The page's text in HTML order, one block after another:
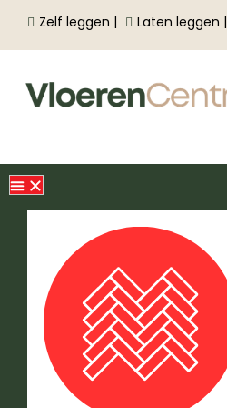
Zelf leggen | Laten leggen |